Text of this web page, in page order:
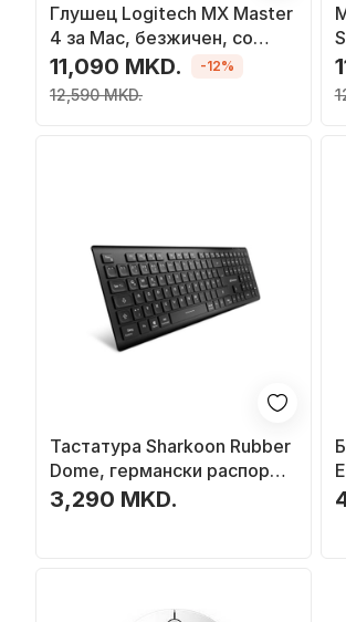
Глушец Logitech MX Master
4 за Mac, безжичен, со
хаптички фидбек, Space
Black
11,090 MKD.
12,590 MKD.
-12%
Тастатура Sharkoon Rubber
Dome, германски распоред
DE, црна
3,290 MKD.